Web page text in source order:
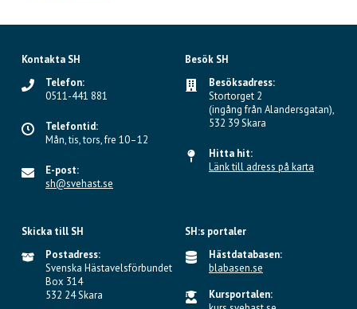
Kontakta SH
Telefon:
0511-441 881
Telefontid:
Mån, tis, tors, fre 10–12
E-post:
sh@svehast.se
Besök SH
Besöksadress:
Stortorget 2
(ingång från Alandersgatan),
532 39 Skara
Hitta hit:
Länk till adress på karta
Skicka till SH
Postadress:
Svenska Hästavelsförbundet
Box 314
532 24 Skara
SH:s portaler
Hästdatabasen:
blabasen.se
Kursportalen: